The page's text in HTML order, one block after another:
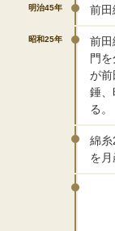
明治45年 前田
昭和25年
前田
門
が前
錘、
る。
綿
を月